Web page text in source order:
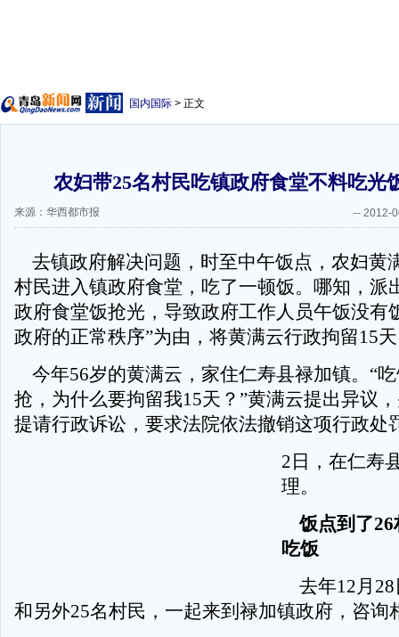
国内国际 > 正文
农妇带25名村民吃镇政府食堂不料吃光
来源：华西都市报 -- 2012-
去镇政府解决问题，时至中午饭点，农妇黄
村民进入镇政府食堂，吃了一顿饭。哪知，派
政府食堂饭抢光，导致政府工作人员午饭没有
政府的正常秩序”为由，将黄满云行政拘留15
今年56岁的黄满云，家住仁寿县禄加镇。“
抢，为什么要拘留我15天？”黄满云提出异议
提请行政诉讼，要求法院依法撤销这项行政处
2日，在仁寿
理。
饭点到了26
吃饭
去年12月28
和另外25名村民，一起来到禄加镇政府，咨询